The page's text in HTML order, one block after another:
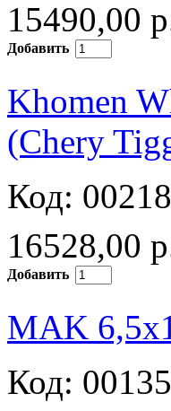
15490,00
Добавить
Khomen
(Chery
Код:
16528,00
Добавить
MAK
Код: